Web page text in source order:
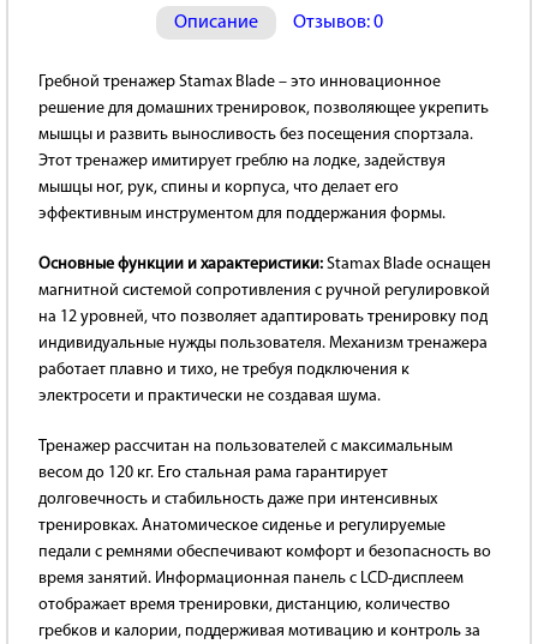
Описание Отзывов: 0
Гребной тренажер Stamax Blade – это инновационное
решение для домашних тренировок, позволяющее укрепить
мышцы и развить выносливость без посещения спортзала.
Этот тренажер имитирует греблю на лодке, задействуя
мышцы ног, рук, спины и корпуса, что делает его
эффективным инструментом для поддержания формы.
Основные функции и характеристики: Stamax Blade оснащен
магнитной системой сопротивления с ручной регулировкой
на 12 уровней, что позволяет адаптировать тренировку под
индивидуальные нужды пользователя. Механизм тренажера
работает плавно и тихо, не требуя подключения к
электросети и практически не создавая шума.
Тренажер рассчитан на пользователей с максимальным
весом до 120 кг. Его стальная рама гарантирует
долговечность и стабильность даже при интенсивных
тренировках. Анатомическое сиденье и регулируемые
педали с ремнями обеспечивают комфорт и безопасность во
время занятий. Информационная панель с LCD-дисплеем
отображает время тренировки, дистанцию, количество
гребков и калории, поддерживая мотивацию и контроль за